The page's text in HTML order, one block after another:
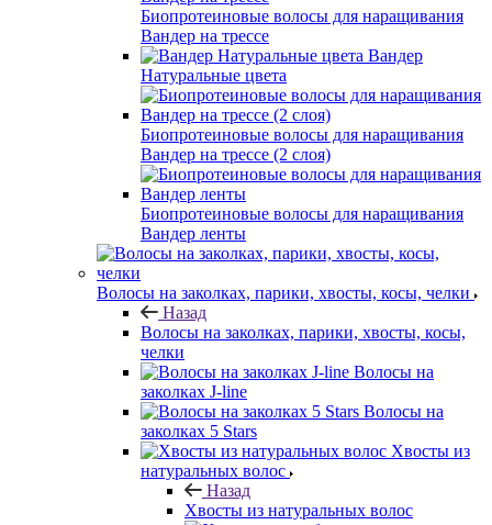
Биопротеиновые волосы для наращивания
Вандер на трессе
Вандер
Натуральные цвета
Биопротеиновые волосы для наращивания
Вандер на трессе (2 слоя)
Биопротеиновые волосы для наращивания
Вандер ленты
Волосы на заколках, парики, хвосты, косы, челки
Назад
Волосы на заколках, парики, хвосты, косы,
челки
Волосы на
заколках J-line
Волосы на
заколках 5 Stars
Хвосты из
натуральных волос
Назад
Хвосты из натуральных волос